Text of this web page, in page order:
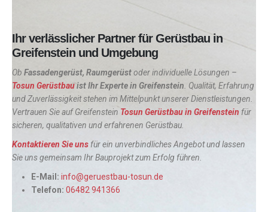
Ihr verlässlicher Partner für Gerüstbau in
Greifenstein und Umgebung
Ob Fassadengerüst, Raumgerüstoder individuelle Lösungen –
Tosun Gerüstbauist Ihr Experte in Greifenstein . Qualität, Erfahrung
und Zuverlässigkeit stehen im Mittelpunkt unserer Dienstleistungen.
Vertrauen Sie auf Greifenstein Tosun Gerüstbau in Greifenstein für
sicheren, qualitativen und erfahrenen Gerüstbau.
Kontaktieren Sie uns für ein unverbindliches Angebot und lassen
Sie uns gemeinsam Ihr Bauprojekt zum Erfolg führen.
E-Mail: info@geruestbau-tosun.de
Telefon: 06482 941366